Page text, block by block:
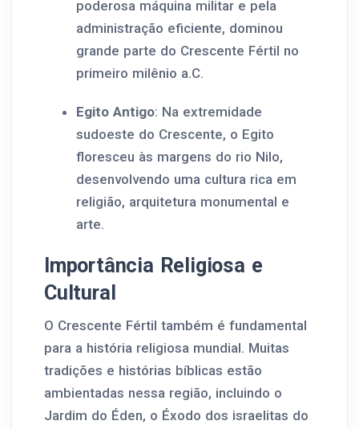
poderosa máquina militar e pela
administração eficiente, dominou
grande parte do Crescente Fértil no
primeiro milênio a.C.
Egito Antigo: Na extremidade
sudoeste do Crescente, o Egito
floresceu às margens do rio Nilo,
desenvolvendo uma cultura rica em
religião, arquitetura monumental e
arte.
Importância Religiosa e
Cultural
O Crescente Fértil também é fundamental
para a história religiosa mundial. Muitas
tradições e histórias bíblicas estão
ambientadas nessa região, incluindo o
Jardim do Éden, o Éxodo dos israelitas do